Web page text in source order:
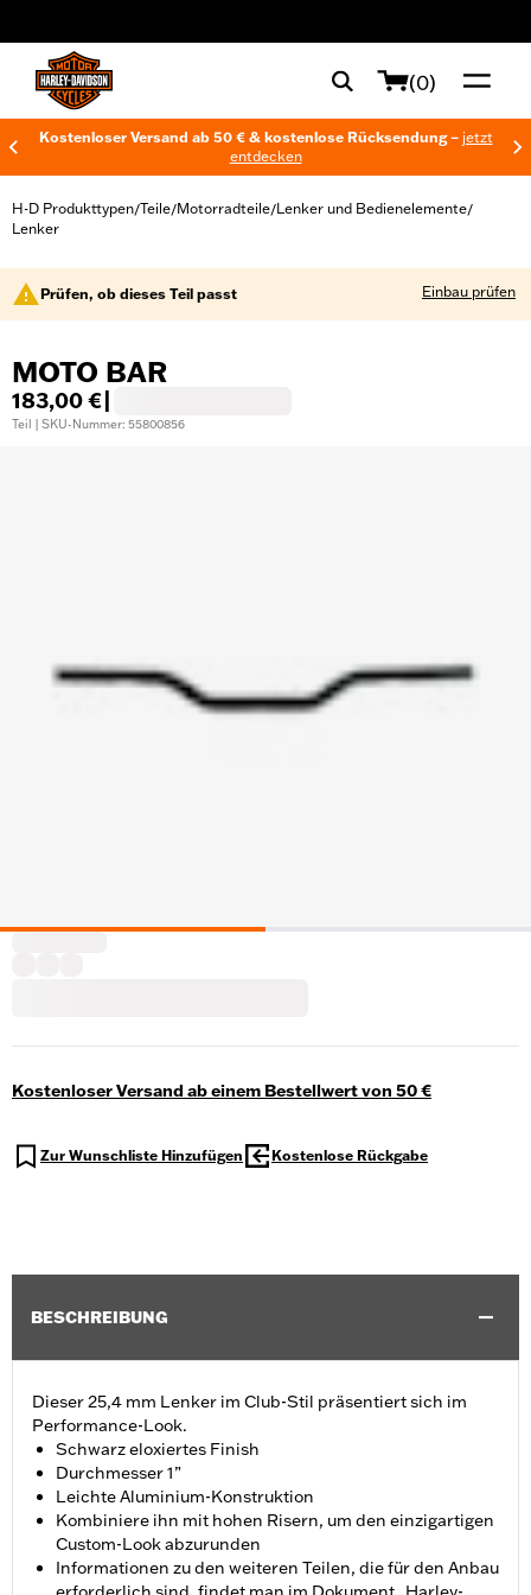
(0)
Kostenloser Versand ab 50 € & kostenlose Rücksendung – jetzt
entdecken
H-D Produkttypen/Teile/Motorradteile/Lenker und Bedienelemente/
Lenker
Prüfen, ob dieses Teil passt Einbau prüfen
MOTO BAR
183,00 €
Teil | SKU-Nummer: 55800856
Kostenloser Versand ab einem Bestellwert von 50 €
Zur Wunschliste Hinzufügen Kostenlose Rückgabe
BESCHREIBUNG
Dieser 25,4 mm Lenker im Club-Stil präsentiert sich im
Performance-Look.
Schwarz eloxiertes Finish
Durchmesser 1”
Leichte Aluminium-Konstruktion
Kombiniere ihn mit hohen Risern, um den einzigartigen
Custom-Look abzurunden
Informationen zu den weiteren Teilen, die für den Anbau